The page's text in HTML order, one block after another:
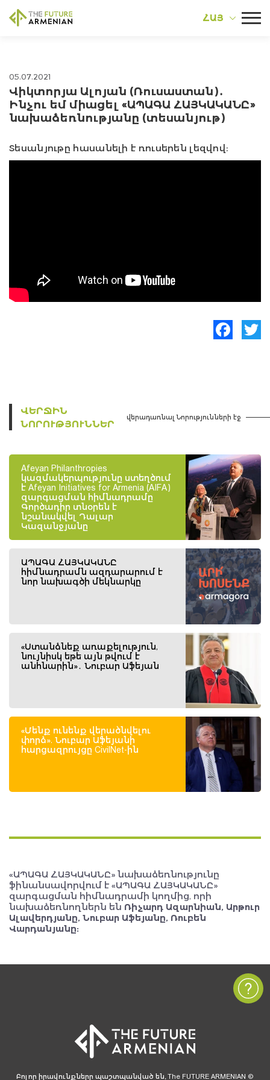
ՀԱՅ
05.07.2021
Վիկտորյա Ալոյան (Ռուսաստան)․
Ինչու եմ միացել «ԱՊԱԳԱ ՀԱՅԿԱԿԱՆԸ»
նախաձեռնությանը (տեսանյութ)
Տեսանյութը հասանելի է ռուսերեն լեզվով։
ՎԵՐՋԻՆ
ՆՈՐՈՒԹՅՈՒՆՆԵՐ
վերադառնալ Նորությունների էջ
Afeyan Philanthropies
կազմակերպությունը ստեղծում
է Afeyan Initiatives for Armenia (AIFA)
զարգացման հիմնադրամը
Գործադիր տնօրեն է
նշանակվել Դալար
Կազանջյանը
ԱՊԱԳԱ ՀԱՅԿԱԿԱՆԸ
հիմնադրամն ազդարարում է
նոր նախագծի մեկնարկը
«Ստանձնեք առաքելություն,
նույնիսկ եթե այն թվում է
անհնարին»․ Նուբար Աֆեյան
«Մենք ունենք վերածնվելու
փորձ». Նուբար Աֆեյանի
հարցազրույցը CivilNet-ին
«ԱՊԱԳԱ ՀԱՅԿԱԿԱՆԸ» նախաձեռնությունը
ֆինանսավորվում է «ԱՊԱԳԱ ՀԱՅԿԱԿԱՆԸ»
զարգացման հիմնադրամի կողմից, որի
նախաձեռնողներն են Ռիչարդ Ազարնիան, Արթուր
Ալավերդյանը, Նուբար Աֆեյանը, Ռուբեն
Վարդանյանը:
Բոլոր իրավունքները պաշտպանված են, The FUTURE ARMENIAN ©